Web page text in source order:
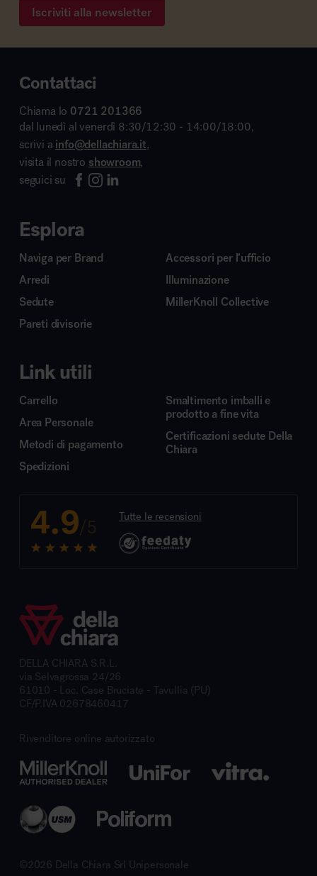
Iscriviti alla newsletter
Contattaci
Chiama lo 0721 201366
dal lunedì al venerdì 8:30/12:30 - 14:00/18:00,
scrivi a info@dellachiara.it,
visita il nostro showroom,
seguici su
Esplora
Naviga per Brand
Arredi
Sedute
Pareti divisorie
Accessori per l’ufficio
Illuminazione
MillerKnoll Collective
Link utili
Carrello
Area Personale
Metodi di pagamento
Spedizioni
Smaltimento imballi e
prodotto a fine vita
Certificazioni sedute Della
Chiara
4.9/5 Tutte le recensioni
DELLA CHIARA S.R.L.
via Selvagrossa 24/26
61010 - Loc. Case Bruciate - Tavullia (PU)
CF/P.IVA 02678460417
Rivenditore online autorizzato
©2026 Della Chiara Srl Unipersonale